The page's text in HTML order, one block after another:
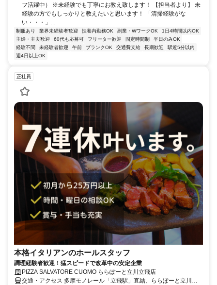
フ活躍中） ※未経験でも丁寧にお教え致します！ 【担当者より】 未
経験の方でもしっかりと教えたいと思います！ 「清掃経験がな
い・・・」...
制服あり 業界未経験者歓迎 扶養内勤務OK 副業・WワークOK
1日4時間以内OK
主婦・主夫歓迎
60代も応募可 フリーター歓迎 固定時間制
平日のみOK
経験不問
未経験者歓迎 午前 ブランクOK 交通費支給 長期歓迎
駅近5分以内
週4日以上OK
正社員
本格イタリアンのホールスタッフ
調理経験者歓迎！猛スピードで改革中の安定企業
PIZZA SALVATORE CUOMO ららぽーと立川立飛店
交通・アクセス 多摩モノレール「立飛駅」直結、ららぽーと立川立